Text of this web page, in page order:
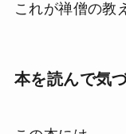
これが禅僧の教
本を読んで気